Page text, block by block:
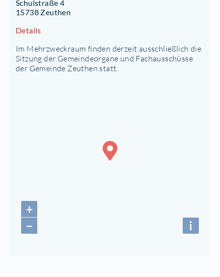
Schulstraße 4
15738 Zeuthen
Details
Im Mehrzweckraum finden derzeit ausschließlich die
Sitzung der Gemeindeorgane und Fachausschüsse
der Gemeinde Zeuthen statt.
+
−
i